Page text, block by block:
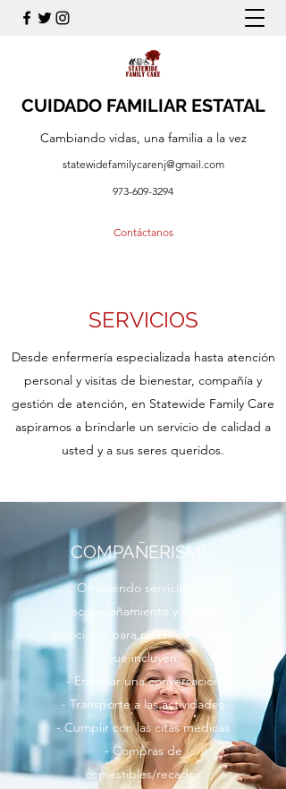
CUIDADO FAMILIAR ESTATAL
Cambiando vidas, una familia a la vez
statewidefamilycarenj@gmail.com
973-609-3294
Contáctanos
SERVICIOS
Desde enfermería especializada hasta atención
personal y visitas de bienestar, compañía y
gestión de atención, en Statewide Family Care
aspiramos a brindarle un servicio de calidad a
usted y a sus seres queridos.
COMPAÑERISMO
Ofreciendo servicios de
acompañamiento y apoyo
emocional para nuestros clientes
que incluyen:
- Entablar una conversación
- Transporte a las actividades
- Cumplir con las citas médicas
- Compras de
comestibles/recados